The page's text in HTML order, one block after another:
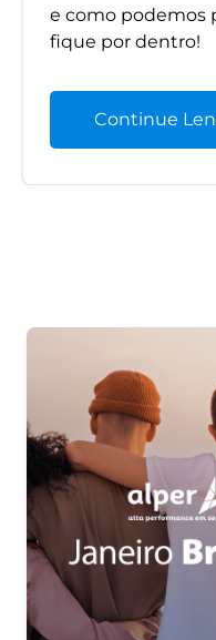
e como podemos
fique por dentro!
Continue